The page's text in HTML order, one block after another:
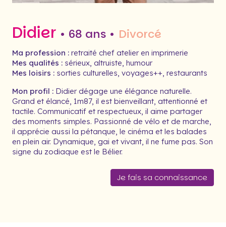
Didier • 68 ans • Divorcé
Ma profession : retraité chef atelier en imprimerie
Mes qualités : sérieux, altruiste, humour
Mes loisirs : sorties culturelles, voyages++, restaurants
Mon profil : Didier dégage une élégance naturelle.
Grand et élancé, 1m87, il est bienveillant, attentionné et
tactile. Communicatif et respectueux, il aime partager
des moments simples. Passionné de vélo et de marche,
il apprécie aussi la pétanque, le cinéma et les balades
en plein air. Dynamique, gai et vivant, il ne fume pas. Son
signe du zodiaque est le Bélier.
Je fais sa connaissance